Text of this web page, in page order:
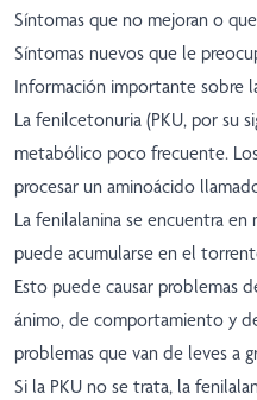
Síntomas que no mejoran o
Síntomas nuevos que le
Información importante sobre
La fenilcetonuria (PKU, por su
metabólico poco frecuente.
procesar un aminoácido
La fenilalanina se encuentra
puede acumularse en el
Esto puede causar problemas
ánimo, de comportamiento y
problemas que van de leves a
Si la PKU no se trata, la